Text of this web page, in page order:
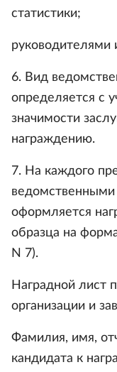
статистики;
руководителями
6. Вид
определяется с
значимости
награждению.
7. На каждого
ведомственными
оформляется
образца на
N 7).
Наградной лист
организации и
Фамилия, имя,
кандидата к